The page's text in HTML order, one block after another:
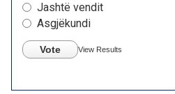
Jashtë vendit
Asgjëkundi
Vote View Results